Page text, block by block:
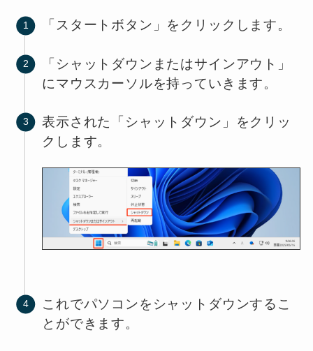
「スタートボタン」をクリックします。
「シャットダウンまたはサインアウト」
にマウスカーソルを持っていきます。
表示された「シャットダウン」をクリッ
クします。
これでパソコンをシャットダウンするこ
とができます。